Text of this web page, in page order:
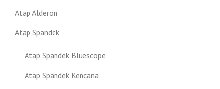
Atap Alderon
Atap Spandek
Atap Spandek Bluescope
Atap Spandek Kencana